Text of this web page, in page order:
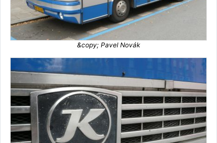
&copy; Pavel Novák